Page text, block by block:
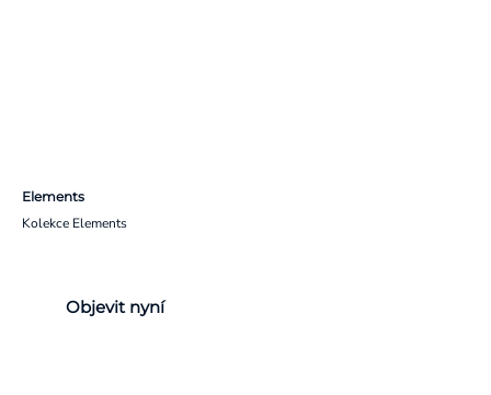
Elements
Kolekce Elements
Objevit nyní